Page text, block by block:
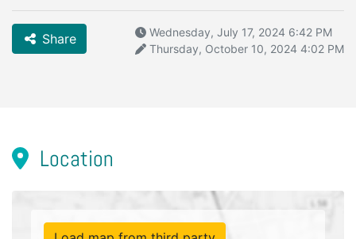
Share
Wednesday, July 17, 2024 6:42 PM
Thursday, October 10, 2024 4:02 PM
Location